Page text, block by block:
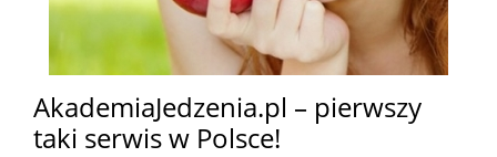
AkademiaJedzenia.pl – pierwszy
taki serwis w Polsce!